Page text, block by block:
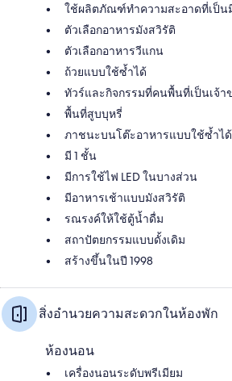
ใช้ผลิตภัณฑ์ทำความสะอาดที่เป็น
ตัวเลือกอาหารมังสวิรัติ
ตัวเลือกอาหารวีแกน
ถ้วยแบบใช้ซ้ำได้
ทัวร์และกิจกรรมที่คนพื้นที่เป็นเจ้า
พื้นที่สูบบุหรี่
ภาชนะบนโต๊ะอาหารแบบใช้ซ้ำได้
มี 1 ชั้น
มีการใช้ไฟ LED ในบางส่วน
มีอาหารเช้าแบบมังสวิรัติ
รณรงค์ให้ใช้ตู้น้ำดื่ม
สถาปัตยกรรมแบบดั้งเดิม
สร้างขึ้นในปี 1998
สิ่งอำนวยความสะดวกในห้องพัก
ห้องนอน
เครื่องนอนระดับพรีเมียม